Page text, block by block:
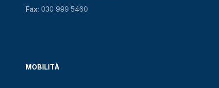
MOBILITÀ
Fax: 030 999 5460